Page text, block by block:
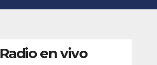
Radio en vivo